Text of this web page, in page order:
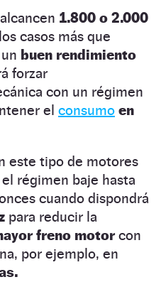
1.800 o 2.000
casos más que
buen rendimiento
forzar
con un régimen
el consumo en
este tipo de motores
régimen baje hasta
cuando dispondrá
para reducir la
freno motorcon
por ejemplo, en